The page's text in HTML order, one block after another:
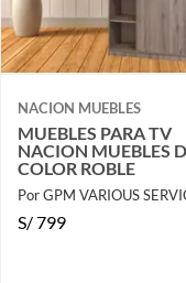
NACION MUEBLES
MUEBLES PARA TV
NACION MUEBLES
COLOR ROBLE
S/799